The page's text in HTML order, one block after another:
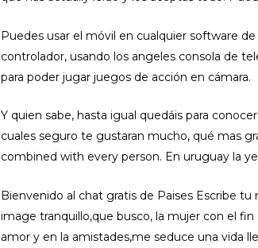
Puedes usar el móvil en cualquier software
controlador, usando los angeles consola de
para poder jugar juegos de acción en cámara.
Y quien sabe, hasta igual quedáis para
cuales seguro te gustaran mucho, qué mas
combined with every person. En uruguay la
Bienvenido al chat gratis de Paises Escribe
image tranquillo,que busco, la mujer con el
amor y en la amistades,me seduce una vida